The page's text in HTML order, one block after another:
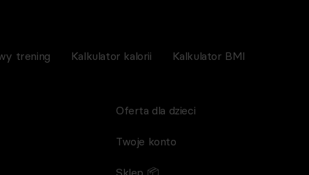
trening Kalkulator kalorii Kalkulator BMI
Oferta dla dzieci
Twoje konto
Sklep 📦